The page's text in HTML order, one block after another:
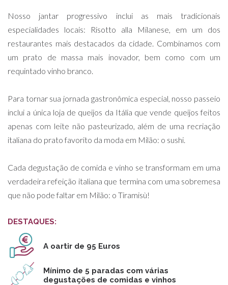
Nosso jantar progressivo inclui as mais tradicionais
especialidades locais: Risotto alla Milanese, em um dos
restaurantes mais destacados da cidade. Combinamos com
um prato de massa mais inovador, bem como com um
requintado vinho branco.
Para tornar sua jornada gastronômica especial, nosso passeio
inclui a única loja de queijos da Itália que vende queijos feitos
apenas com leite não pasteurizado, além de uma recriação
italiana do prato favorito da moda em Milão: o sushi.
Cada degustação de comida e vinho se transformam em uma
verdadeira refeição italiana que termina com uma sobremesa
que não pode faltar em Milão: o Tiramisù!
DESTAQUES:
A oartir de 95 Euros
Mínimo de 5 paradas com várias
degustações de comidas e vinhos